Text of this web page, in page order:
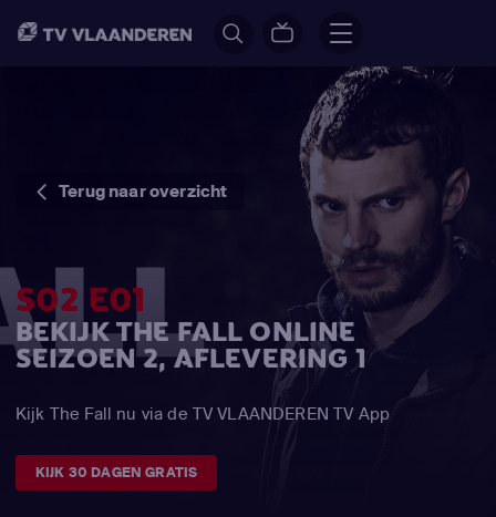
Terug naar overzicht
S02 E01
BEKIJK THE FALL ONLINE
SEIZOEN 2, AFLEVERING 1
Kijk The Fall nu via de TV VLAANDEREN TV App
KIJK 30 DAGEN GRATIS